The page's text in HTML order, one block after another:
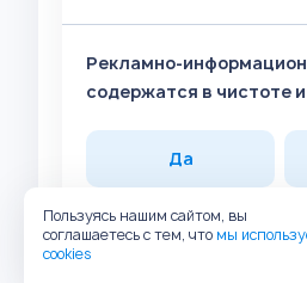
Рекламно-
содержатся в чистоте
Да
Прикрепить
Пользуясь нашим сайтом, вы
соглашаетесь с тем, что мы
cookies